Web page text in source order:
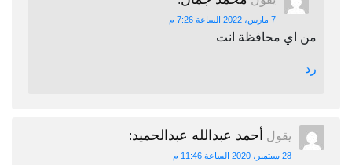
7 مارس، 2022 الساعة 7:26 م
من اي محافظة انت
رد
يقول أحمد عبدالله عبدالحميد:
28 سبتمبر، 2020 الساعة 11:46 م